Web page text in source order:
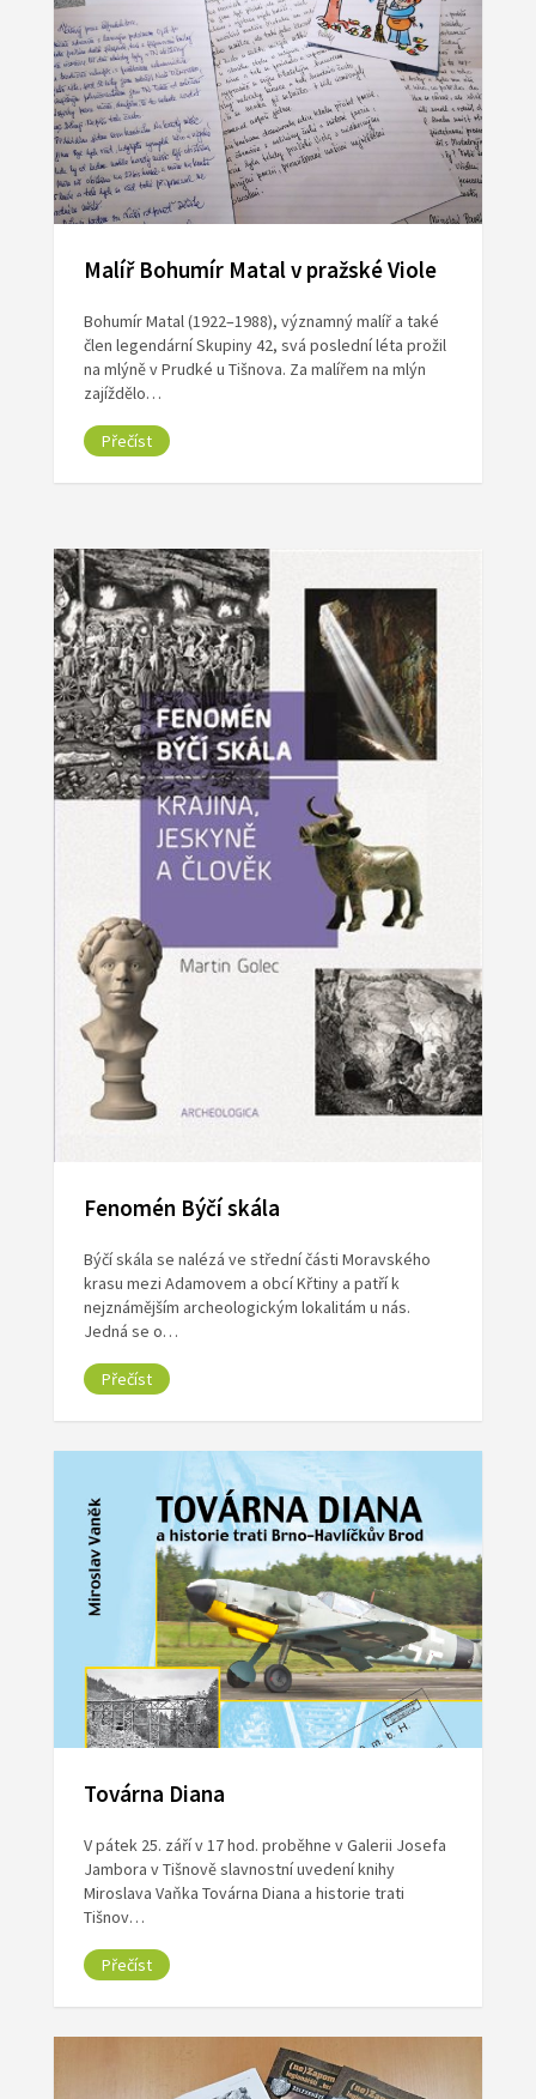
Malíř Bohumír Matal v pražské Viole
Bohumír Matal (1922–1988), významný malíř a také
člen legendární Skupiny 42, svá poslední léta prožil
na mlýně v Prudké u Tišnova. Za malířem na mlýn
zajíždělo…
Přečíst
Fenomén Býčí skála
Býčí skála se nalézá ve střední části Moravského
krasu mezi Adamovem a obcí Křtiny a patří k
nejznámějším archeologickým lokalitám u nás.
Jedná se o…
Přečíst
Továrna Diana
V pátek 25. září v 17 hod. proběhne v Galerii Josefa
Jambora v Tišnově slavnostní uvedení knihy
Miroslava Vaňka Továrna Diana a historie trati
Tišnov…
Přečíst